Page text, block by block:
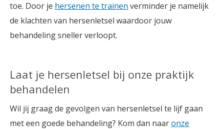
toe. Door je hersenen te trainen verminder je namelijk
de klachten van hersenletsel waardoor jouw
behandeling sneller verloopt.
Laat je hersenletsel bij onze praktijk
behandelen
Wil jij graag de gevolgen van hersenletsel te lijf gaan
met een goede behandeling? Kom dan naaronze